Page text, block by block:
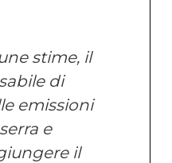
stime, il
di
emissioni
e
il